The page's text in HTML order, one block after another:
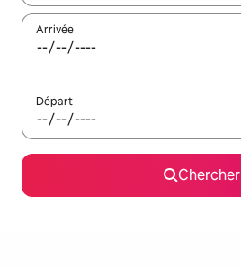
Arrivée
Départ
Chercher